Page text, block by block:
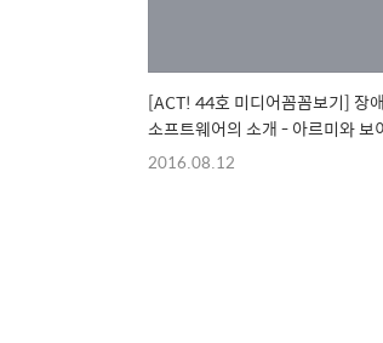
[ACT! 44호 미디어꼼꼼보기] 장
소프트웨어의 소개 - 아르미와 보이스아이 메
이트-
2016.08.12